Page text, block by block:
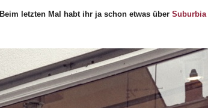
Beim letzten Mal habt ihr ja schon etwas über Suburbia